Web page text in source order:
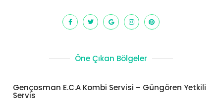
Öne Çıkan Bölgeler
Gençosman E.C.A Kombi Servisi – Güngören Yetkili
Servis